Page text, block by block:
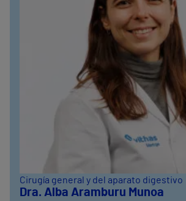
Cirugía general y del aparato digestivo
Dra. Alba Aramburu Munoa